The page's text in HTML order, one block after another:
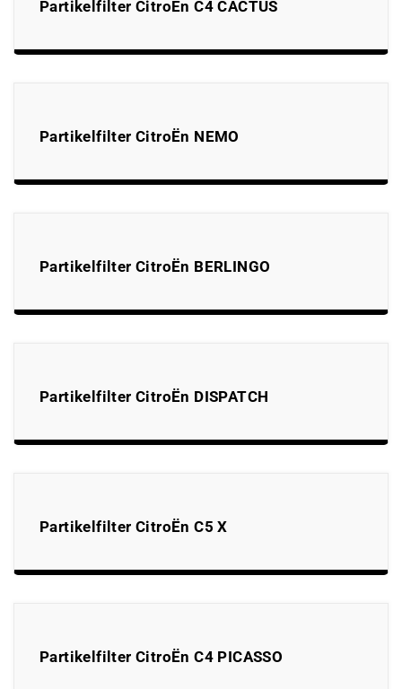
Partikelfilter CitroËn C4 CACTUS
Partikelfilter CitroËn NEMO
Partikelfilter CitroËn BERLINGO
Partikelfilter CitroËn DISPATCH
Partikelfilter CitroËn C5 X
Partikelfilter CitroËn C4 PICASSO